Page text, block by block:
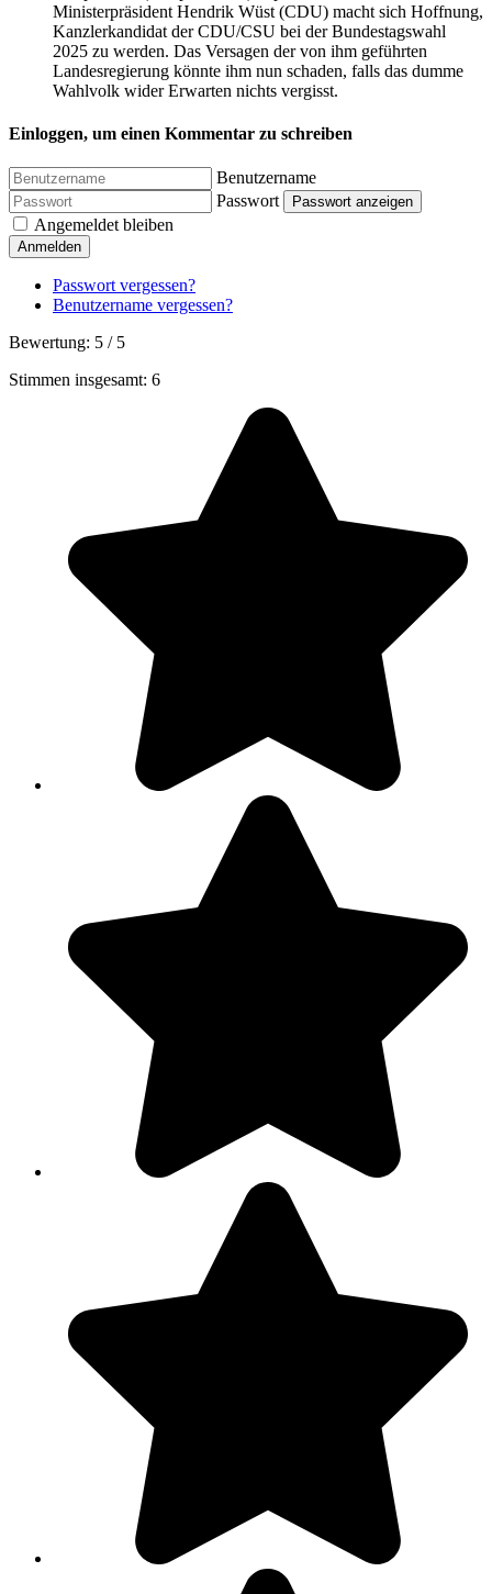
Ministerpräsident Hendrik Wüst (CDU) macht sich Hoffnung,
Kanzlerkandidat der CDU/CSU bei der Bundestagswahl
2025 zu werden. Das Versagen der von ihm geführten
Landesregierung könnte ihm nun schaden, falls das dumme
Wahlvolk wider Erwarten nichts vergisst.
Einloggen, um einen Kommentar zu schreiben
Benutzername
Passwort
Passwort anzeigen
Angemeldet bleiben
Anmelden
Passwort vergessen?
Benutzername vergessen?
Bewertung: 5 / 5
Stimmen insgesamt: 6